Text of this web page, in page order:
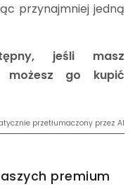
przynajmniej jedną
jeśli masz
go kupić
przetłumaczony przez AI
premium